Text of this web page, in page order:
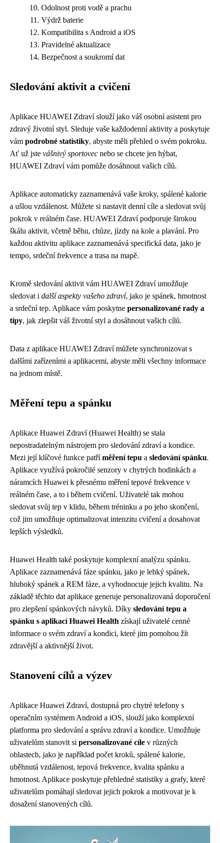
Odolnost proti vodě a prachu
Výdrž baterie
Kompatibilita s Android a iOS
Pravidelné aktualizace
Bezpečnost a soukromí dat
Sledování aktivit a cvičení
Aplikace HUAWEI Zdraví slouží jako váš osobní asistent pro
zdravý životní styl. Sleduje vaše každodenní aktivity a poskytuje
vám podrobné statistiky, abyste měli přehled o svém pokroku.
Ať už jste vášnivý sportovec nebo se chcete jen hýbat,
HUAWEI Zdraví vám pomůže dosáhnout vašich cílů.
Aplikace automaticky zaznamenává vaše kroky, spálené kalorie
a ušlou vzdálenost. Můžete si nastavit denní cíle a sledovat svůj
pokrok v reálném čase. HUAWEI Zdraví podporuje širokou
škálu aktivit, včetně běhu, chůze, jízdy na kole a plavání. Pro
každou aktivitu aplikace zaznamenává specifická data, jako je
tempo, srdeční frekvence a trasa na mapě.
Kromě sledování aktivit vám HUAWEI Zdraví umožňuje
sledovat i další aspekty vašeho zdraví, jako je spánek, hmotnost
a srdeční tep. Aplikace vám poskytne personalizované rady a
tipy, jak zlepšit váš životní styl a dosáhnout vašich cílů.
Data z aplikace HUAWEI Zdraví můžete synchronizovat s
dalšími zařízeními a aplikacemi, abyste měli všechny informace
na jednom místě.
Měření tepu a spánku
Aplikace Huawei Zdraví (Huawei Health) se stala
nepostradatelným nástrojem pro sledování zdraví a kondice.
Mezi její klíčové funkce patříměření tepu a sledování spánku.
Aplikace využívá pokročilé senzory v chytrých hodinkách a
náramcích Huawei k přesnému měření tepové frekvence v
reálném čase, a to i během cvičení. Uživatelé tak mohou
sledovat svůj tep v klidu, během tréninku a po jeho skončení,
což jim umožňuje optimalizovat intenzitu cvičení a dosahovat
lepších výsledků.
Huawei Health také poskytuje komplexní analýzu spánku.
Aplikace zaznamenává fáze spánku, jako je lehký spánek,
hluboký spánek a REM fáze, a vyhodnocuje jejich kvalitu. Na
základě těchto dat aplikace generuje personalizovaná doporučení
pro zlepšení spánkových návyků. Díky sledování tepu a
spánku s aplikací Huawei Health získají uživatelé cenné
informace o svém zdraví a kondici, které jim pomohou žít
zdravější a aktivnější život.
Stanovení cílů a výzev
Aplikace Huawei Zdraví, dostupná pro chytré telefony s
operačním systémem Android a iOS, slouží jako komplexní
platforma pro sledování a správu zdraví a kondice. Umožňuje
uživatelům stanovit si personalizované cíle v různých
oblastech, jako je například počet kroků, spálené kalorie,
uběhnutá vzdálenost, tepová frekvence, kvalita spánku a
hmotnost. Aplikace poskytuje přehledné statistiky a grafy, které
uživatelům pomáhají sledovat jejich pokrok a motivovat je k
dosažení stanovených cílů.